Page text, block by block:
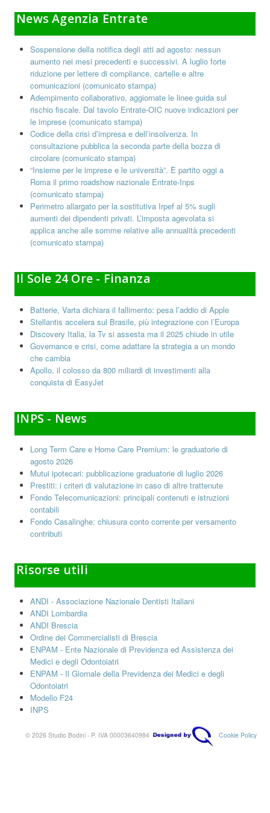
News Agenzia Entrate
Sospensione della notifica degli atti ad agosto: nessun
aumento nei mesi precedenti e successivi. A luglio forte
riduzione per lettere di compliance, cartelle e altre
comunicazioni (comunicato stampa)
Adempimento collaborativo, aggiornate le linee guida sul
rischio fiscale. Dal tavolo Entrate-OIC nuove indicazioni per
le imprese (comunicato stampa)
Codice della crisi d’impresa e dell’insolvenza. In
consultazione pubblica la seconda parte della bozza di
circolare (comunicato stampa)
“Insieme per le imprese e le università”. È partito oggi a
Roma il primo roadshow nazionale Entrate-Inps
(comunicato stampa)
Perimetro allargato per la sostitutiva Irpef al 5% sugli
aumenti dei dipendenti privati. L’imposta agevolata si
applica anche alle somme relative alle annualità precedenti
(comunicato stampa)
Il Sole 24 Ore - Finanza
Batterie, Varta dichiara il fallimento: pesa l’addio di Apple
Stellantis accelera sul Brasile, più integrazione con l’Europa
Discovery Italia, la Tv si assesta ma il 2025 chiude in utile
Governance e crisi, come adattare la strategia a un mondo
che cambia
Apollo, il colosso da 800 miliardi di investimenti alla
conquista di EasyJet
INPS - News
Long Term Care e Home Care Premium: le graduatorie di
agosto 2026
Mutui ipotecari: pubblicazione graduatorie di luglio 2026
Prestiti: i criteri di valutazione in caso di altre trattenute
Fondo Telecomunicazioni: principali contenuti e istruzioni
contabili
Fondo Casalinghe: chiusura conto corrente per versamento
contributi
Risorse utili
ANDI - Associazione Nazionale Dentisti Italiani
ANDI Lombardia
ANDI Brescia
Ordine dei Commercialisti di Brescia
ENPAM - Ente Nazionale di Previdenza ed Assistenza dei
Medici e degli Odontoiatri
ENPAM - Il Giornale della Previdenza dei Medici e degli
Odontoiatri
Modello F24
INPS
© 2026 Studio Bodini - P. IVA 00003640984 Cookie Policy